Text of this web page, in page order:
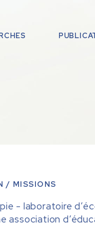
/ MISSIONS
- laboratoire
association